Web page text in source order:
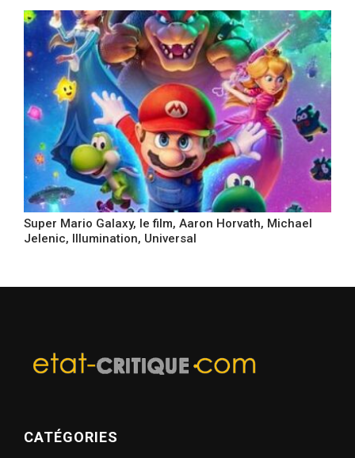
Super Mario Galaxy, le film, Aaron Horvath, Michael
Jelenic, Illumination, Universal
CATÉGORIES